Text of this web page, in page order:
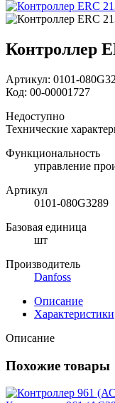
Контроллер
Артикул: 0101-
Код: 00-00001727
Недоступно
Технические
Функциональность
управление
Артикул
0101-080G3289
Базовая единица
шт
Производитель
Danfoss
Описание
Характеристики
Описание
Похожие товары